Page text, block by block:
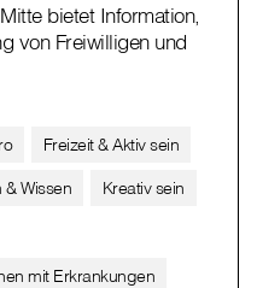
bietet Information,
von Freiwilligen und
Freizeit & Aktiv sein
& Wissen Kreativ sein
mit Erkrankungen